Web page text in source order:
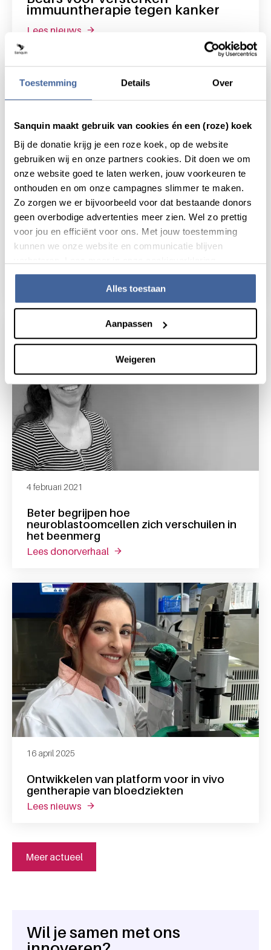
Toestemming Details Over
Sanquin maakt gebruik van cookies én een (roze) koek
Bij de donatie krijg je een roze koek, op de website
gebruiken wij en onze partners cookies. Dit doen we om
onze website goed te laten werken, jouw voorkeuren te
onthouden en om onze campagnes slimmer te maken.
Zo zorgen we er bijvoorbeeld voor dat bestaande donors
geen overbodige advertenties meer zien. Wel zo prettig
voor jou en efficiënt voor ons. Met jouw toestemming
kunnen we onze website en communicatie blijven
Alles toestaan
Aanpassen
Weigeren
immuuntherapie tegen kanker
lees nieuws over beurs voor versterken
23 oktober 2025
over vidi-beurs voor iosifina foskolou
Beter begrijpen hoe
neuroblastoomcellen zich verschuilen in
het beenmerg
4 februari 2021
lees donorverhaal over beter begrijpen hoe
Ontwikkelen van platform voor in vivo
gentherapie van bloedziekten
16 april 2025
lees nieuws over ontwikkelen van platform voor in
Meer actueel
Algemene informatie
Wil je samen met ons